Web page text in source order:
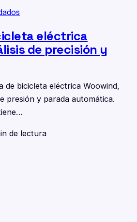
eléctrica
de precisión y
de bicicleta eléctrica Woowind,
presión y parada automática.
de lectura